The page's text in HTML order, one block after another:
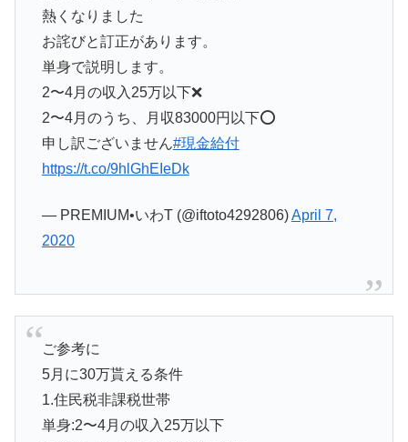
熱くなりました
お詫びと訂正があります。
単身で説明します。
2〜4月の収入25万以下❌
2〜4月のうち、月収83000円以下⭕️
申し訳ございません#現金給付
https://t.co/9hlGhEIeDk
— PREMIUM•いわT (@iftoto4292806)April 7,
2020
ご参考に
5月に30万貰える条件
1.住民税非課税世帯
単身:2〜4月の収入25万以下